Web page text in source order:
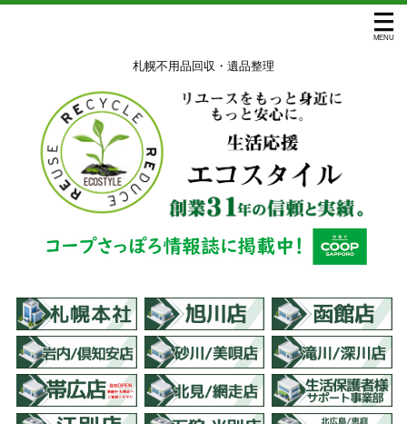
札幌不用品回収・遺品整理